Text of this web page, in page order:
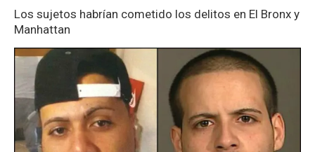
Los sujetos habrían cometido los delitos en El Bronx y
Manhattan